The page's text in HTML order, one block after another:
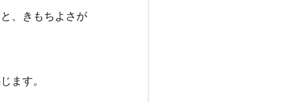
、きもちよさが
ます。